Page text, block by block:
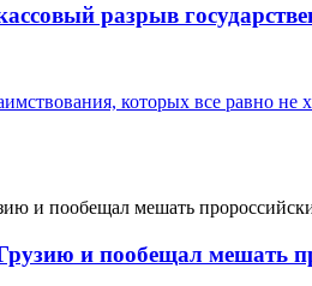
разрыв
которых все равно не
и пообещал мешать